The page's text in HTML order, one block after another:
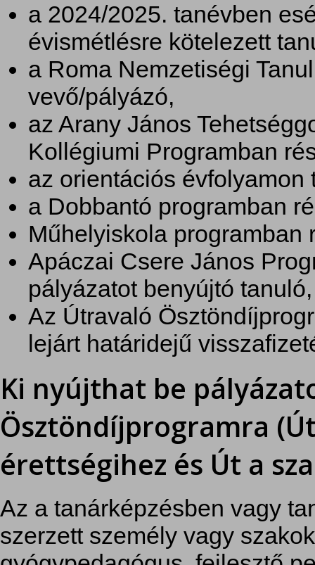
a 2024/2025. tanévben
évismétlésre kötelezett
a Roma Nemzetiségi
vevő/pályázó,
az Arany János
Kollégiumi Programban
az orientációs évfolyamon
a Dobbantó programban
Műhelyiskola programban
Apáczai Csere János
pályázatot benyújtó tanuló,
Az Útravaló
lejárt határidejű
Ki nyújthat be
Ösztöndíjprogramra
érettségihez és Út a
Az a tanárképzésben vagy
szerzett személy vagy